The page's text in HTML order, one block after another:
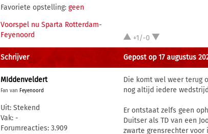
Favoriete opstelling: geen
Voorspel nu Sparta Rotterdam-
Feyenoord
+1/-0
Schrijver Gepost op 17 augustus
MIddenveldert
Fan van Feyenoord
Uit: Stekend
Vak: -
Forumreacties: 3.909
Die komt wel weer terug
nog altijd iedere
Er ontstaat zelfs geen
Duitser als TD van een
zwarte grensrechter